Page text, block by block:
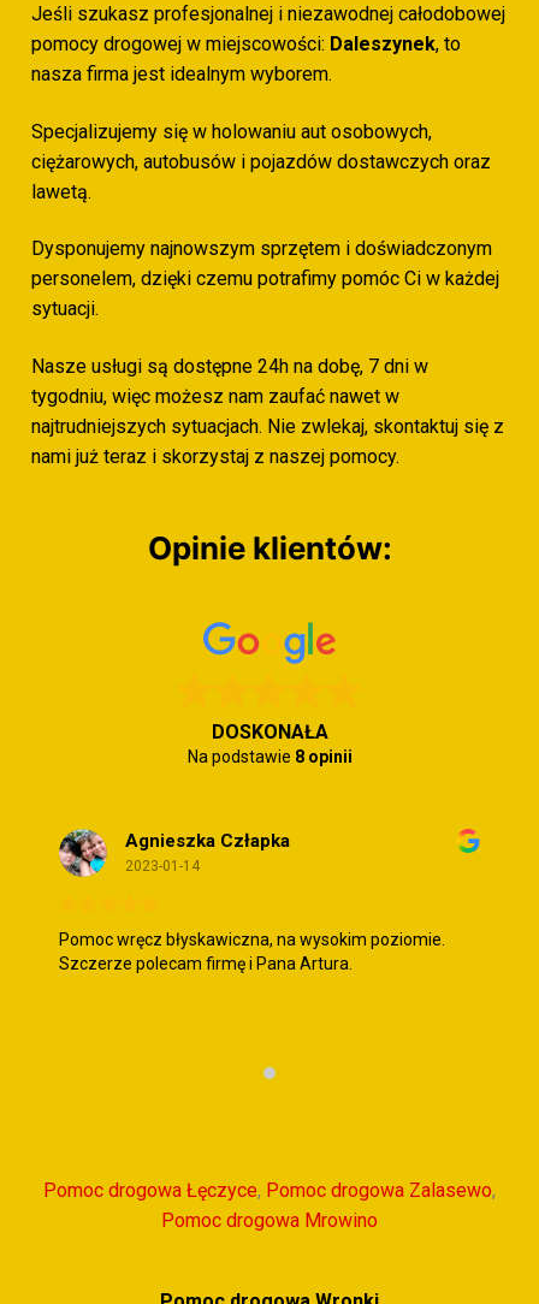
Jeśli szukasz profesjonalnej i niezawodnej całodobowej
pomocy drogowej w miejscowości: Daleszynek, to
nasza firma jest idealnym wyborem.
Specjalizujemy się w holowaniu aut osobowych,
ciężarowych, autobusów i pojazdów dostawczych oraz
lawetą.
Dysponujemy najnowszym sprzętem i doświadczonym
personelem, dzięki czemu potrafimy pomóc Ci w każdej
sytuacji.
Nasze usługi są dostępne 24h na dobę, 7 dni w
tygodniu, więc możesz nam zaufać nawet w
najtrudniejszych sytuacjach. Nie zwlekaj, skontaktuj się z
nami już teraz i skorzystaj z naszej pomocy.
Opinie klientów:
DOSKONAŁA
Na podstawie 8 opinii
Agnieszka Człapka
2023-01-14
Pomoc wręcz błyskawiczna, na wysokim poziomie.
Szczerze polecam firmę i Pana Artura.
Pomoc drogowa Łęczyce, Pomoc drogowa Zalasewo,
Pomoc drogowa Mrowino